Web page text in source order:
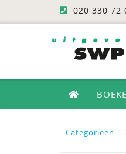
020 330 72
Categoriëen